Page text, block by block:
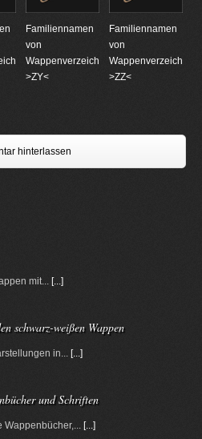
Familiennamen
von
Wappenverzeichnungen
>ZY<
Familiennamen
von
>ZZ<
hinterlassen
mit... [...]
schwarz-weißen Wappen
in... [...]
und Schriften
[...]